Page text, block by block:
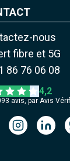
nous
fibre et 5G
86 76 06 08
4,2
avis, par Avis